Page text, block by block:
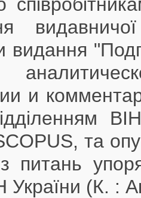
видання
и
та
питань
України (К. :